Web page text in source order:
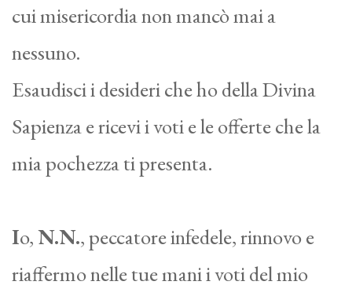
cui misericordia non mancò mai a
nessuno.
Esaudisci i desideri che ho della Divina
Sapienza e ricevi i voti e le offerte che la
mia pochezza ti presenta.
Io,N.N., peccatore infedele, rinnovo e
riaffermo nelle tue mani i voti del mio